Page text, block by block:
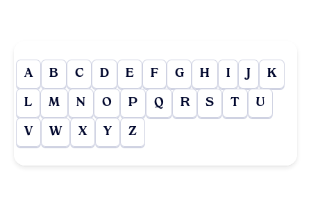
A B C D E F G H I J K
L M N O P Q R S T U
V W X Y Z